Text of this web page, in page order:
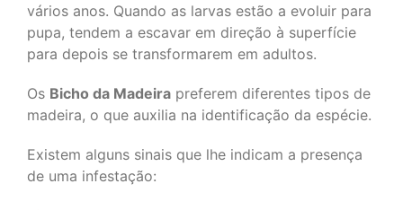
vários anos. Quando as larvas estão a evoluir para
pupa, tendem a escavar em direção à superfície
para depois se transformarem em adultos.
Os Bicho da Madeira preferem diferentes tipos de
madeira, o que auxilia na identificação da espécie.
Existem alguns sinais que lhe indicam a presença
de uma infestação: